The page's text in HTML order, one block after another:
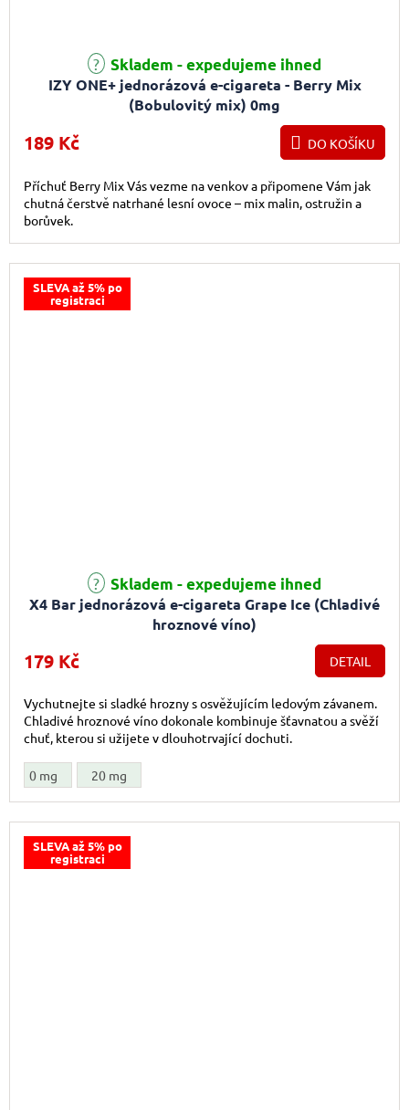
IZY ONE+ jednorázová e-cigareta - Berry Mix
(Bobulovitý mix) 0mg
Průměrné hodnocení produktu je 4,5 z 5 hvězdiček.
Skladem - expedujeme ihned
189 Kč DO KOŠÍKU
Příchuť Berry Mix Vás vezme na venkov a připomene Vám jak
chutná čerstvě natrhané lesní ovoce – mix malin, ostružin a
borůvek.
SLEVA až 5% po
registraci
X4 Bar jednorázová e-cigareta Grape Ice (Chladivé
hroznové víno)
Skladem - expedujeme ihned
179 Kč DETAIL
Vychutnejte si sladké hrozny s osvěžujícím ledovým závanem.
Chladivé hroznové víno dokonale kombinuje šťavnatou a svěží
chuť, kterou si užijete v dlouhotrvající dochuti.
0 mg 20 mg
SLEVA až 5% po
registraci